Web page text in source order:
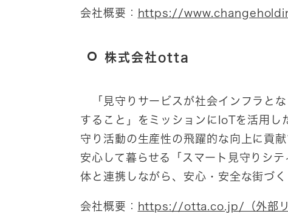
会社概要： https://
株式会社otta
「見守りサービスが社会インフラと
すること」をミッションにIoTを活用し
守り活動の生産性の飛躍的な向上に貢
安心して暮らせる「スマート見守りシ
体と連携しながら、安心・安全な街づく
会社概要： https://otta.co.jp/（外部リ